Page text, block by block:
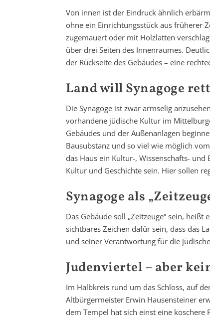
Von innen ist der Eindruck ähnlich
ohne ein Einrichtungsstück aus früherer
zugemauert oder mit Holzlatten
über drei Seiten des Innenraumes.
der Rückseite des Gebäudes – eine
Land will Synagoge
Die Synagoge ist zwar armselig
vorhandene jüdische Kultur im
Gebäudes und der Außenanlagen
Bausubstanz und so viel wie möglich
das Haus ein Kultur-, Wissenschafts-
Kultur und Geschichte sein. Hier sollen
Synagoge als
Das Gebäude soll „Zeitzeuge“ sein,
sichtbares Zeichen dafür sein, dass das
und seiner Verantwortung für die
Judenviertel – aber
Im Halbkreis rund um das Schloss, auf
Altbürgermeister Erwin Hausensteiner
dem Tempel hat sich einst eine koschere